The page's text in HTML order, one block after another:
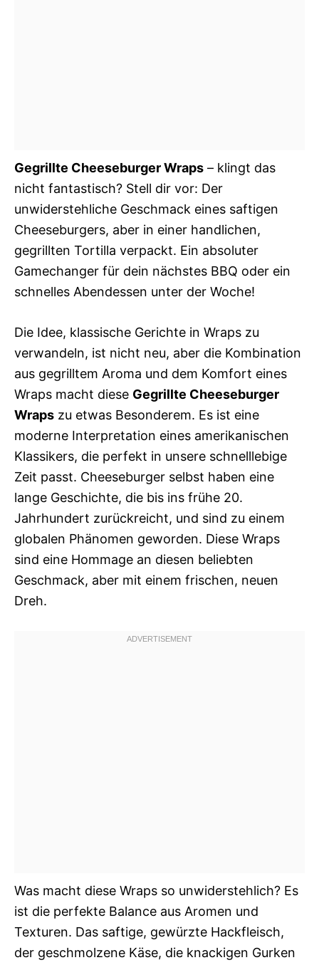
Gegrillte Cheeseburger Wraps – klingt das
nicht fantastisch? Stell dir vor: Der
unwiderstehliche Geschmack eines saftigen
Cheeseburgers, aber in einer handlichen,
gegrillten Tortilla verpackt. Ein absoluter
Gamechanger für dein nächstes BBQ oder ein
schnelles Abendessen unter der Woche!
Die Idee, klassische Gerichte in Wraps zu
verwandeln, ist nicht neu, aber die Kombination
aus gegrilltem Aroma und dem Komfort eines
Wraps macht diese Gegrillte Cheeseburger
Wraps zu etwas Besonderem. Es ist eine
moderne Interpretation eines amerikanischen
Klassikers, die perfekt in unsere schnelllebige
Zeit passt. Cheeseburger selbst haben eine
lange Geschichte, die bis ins frühe 20.
Jahrhundert zurückreicht, und sind zu einem
globalen Phänomen geworden. Diese Wraps
sind eine Hommage an diesen beliebten
Geschmack, aber mit einem frischen, neuen
Dreh.
Was macht diese Wraps so unwiderstehlich? Es
ist die perfekte Balance aus Aromen und
Texturen. Das saftige, gewürzte Hackfleisch,
der geschmolzene Käse, die knackigen Gurken